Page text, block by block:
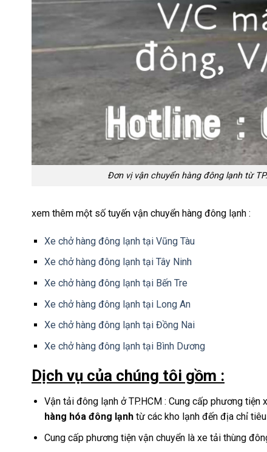
Đơn vị vận chuyển hàng đông lạnh từ
xem thêm một số tuyến vận chuyển hàng đông lạnh :
Xe chở hàng đông lạnh tại Vũng Tàu
Xe chở hàng đông lạnh tại Tây Ninh
Xe chở hàng đông lạnh tại Bến Tre
Xe chở hàng đông lạnh tại Long An
Xe chở hàng đông lạnh tại Đồng Nai
Xe chở hàng đông lạnh tại Bình Dương
Dịch vụ của chúng tôi gồm :
Vận tải đông lạnh ở TP.HCM : Cung cấp phương
hàng hóa đông lạnhtừ các kho lạnh đến địa chỉ tiêu
Cung cấp phương tiện vận chuyển là xe tải thùng